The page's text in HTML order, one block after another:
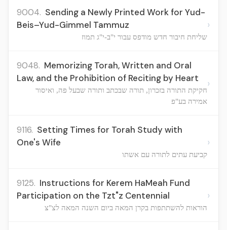
9004. Sending a Newly Printed Work for Yud-
Beis–Yud-Gimmel Tammuz
שליחת חיבור חדש מודפס עבור י"ב-י"ג תמוז
›
9048. Memorizing Torah, Written and Oral
Law, and the Prohibition of Reciting by Heart
חקיקת התורה בזכרון, תורה שבכתב ותורה שבעל פה, ואיסור
אמירה בע"פ
›
9116. Setting Times for Torah Study with
One's Wife
קביעת עתים לתורה עם אשתו
›
9125. Instructions for Kerem HaMeah Fund
Participation on the Tzt"z Centennial
הוראות להשתתפות בקרן המאה ביום השנה המאה לצ"צ
›